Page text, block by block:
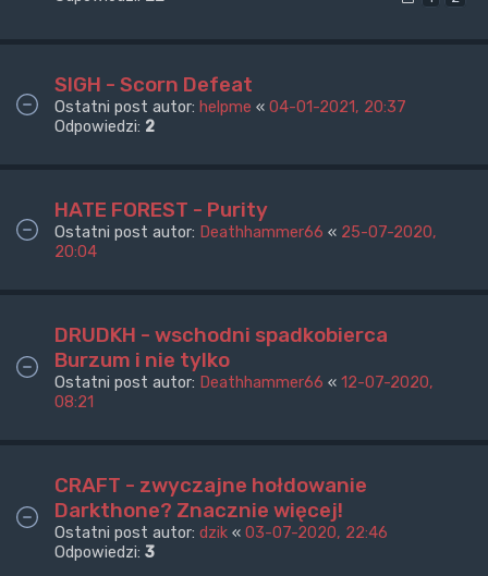
SIGH - Scorn Defeat
Ostatni post autor: helpme « 04-01-2021, 20:37
Odpowiedzi: 2
HATE FOREST - Purity
Ostatni post autor: Deathhammer66 « 25-07-2020,
20:04
DRUDKH - wschodni spadkobierca
Burzum i nie tylko
Ostatni post autor: Deathhammer66 « 12-07-2020,
08:21
CRAFT - zwyczajne hołdowanie
Darkthone? Znacznie więcej!
Ostatni post autor: dzik « 03-07-2020, 22:46
Odpowiedzi: 3